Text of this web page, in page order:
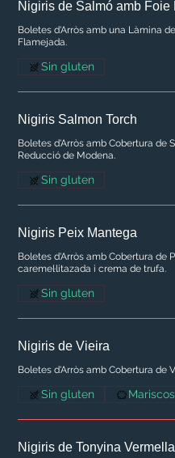
Nigiris de Salmó amb Foie
Boletes d'Arròs amb una Làmina
Flamejada.
Sin gluten
Nigiris Salmon Torch
Boletes d'Arròs amb Cobertura de
Reducció de Modena.
Sin gluten
Nigiris Peix Mantega
Boletes d'Arròs amb Cobertura de
caremel·litazada i crema de trufa.
Sin gluten
Nigiris de Vieira
Boletes d'Arròs amb Cobertura de
Sin gluten Mariscos
Nigiris de Tonyina Vermella